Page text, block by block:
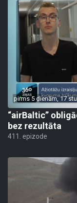
pirms 5 dienām, 17
“airBaltic”
bez rezultāta
411. epizode